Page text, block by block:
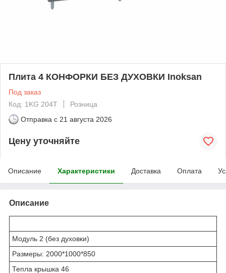
Плита 4 КОНФОРКИ БЕЗ ДУХОВКИ Inoksan
Под заказ
Код: 1KG 204T
Розница
Отправка с 21 августа 2026
Цену уточняйте
Описание Характеристики Доставка Оплата
Описание
Модуль 2 (без духовки)
Размеры: 2000*1000*850
Тепла крышка 46